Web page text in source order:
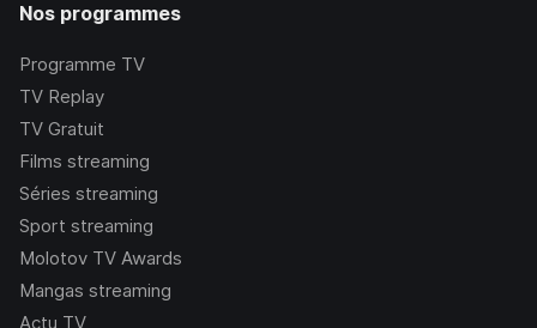
Nos programmes
Programme TV
TV Replay
TV Gratuit
Films streaming
Séries streaming
Sport streaming
Molotov TV Awards
Mangas streaming
Actu TV